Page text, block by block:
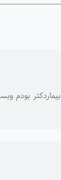
بودم